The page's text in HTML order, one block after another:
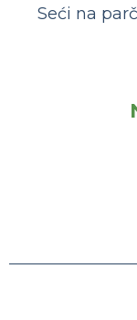
Seći na